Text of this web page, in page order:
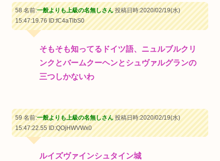
58 名前:一般よりも上級の名無しさん投稿日時:2020/02/19(水)
15:47:19.76ID:fC4aTlbS0
そもそも知ってるドイツ語、ニュルブルクリ
ンクとバームクーヘンとシュヴァルグランの
三つしかないわ
59 名前:一般よりも上級の名無しさん投稿日時:2020/02/19(水)
15:47:22.55ID:QOjHWVWx0
ルイズヴァインシュタイン城